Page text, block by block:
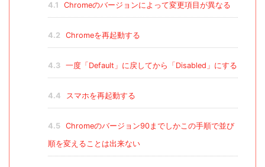
4.1 Chromeのバージョンによって変更項目が異なる
4.2 Chromeを再起動する
4.3 一度「Default」に戻してから「Disabled」にする
4.4 スマホを再起動する
4.5
Chromeのバージョン90までしかこの手順で並び
順を変えることは出来ない